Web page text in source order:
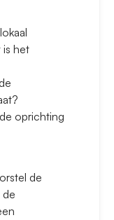
is het
oprichting
de
de